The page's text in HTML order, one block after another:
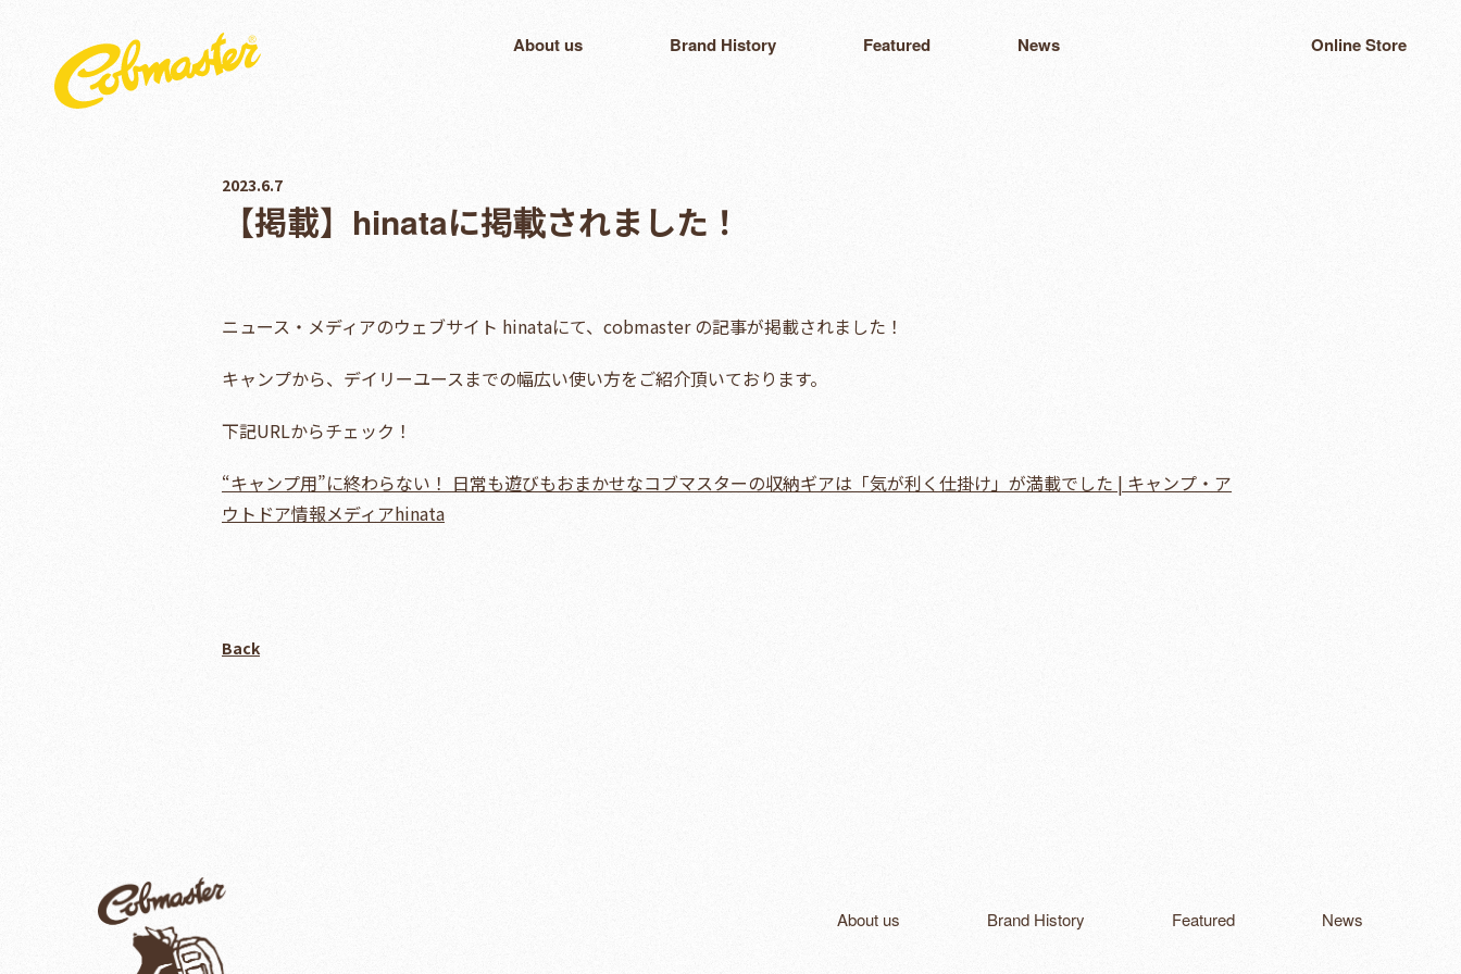
About us Brand History Featured News Online Store
2023.6.7
【掲載】hinataに掲載されました！
ニュース・メディアのウェブサイト hinataにて、cobmaster の記事が掲載されました！
キャンプから、デイリーユースまでの幅広い使い方をご紹介頂いております。
下記URLからチェック！
“キャンプ用”に終わらない！ 日常も遊びもおまかせなコブマスターの収納ギアは「気が利く仕掛け」が満載でした | キャンプ・ア
ウトドア情報メディアhinata
Back
About us Brand History Featured News